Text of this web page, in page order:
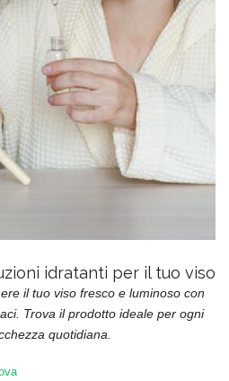
idratanti per il tuo viso
il tuo viso fresco e luminoso con
Trova il prodotto ideale per ogni
quotidiana.